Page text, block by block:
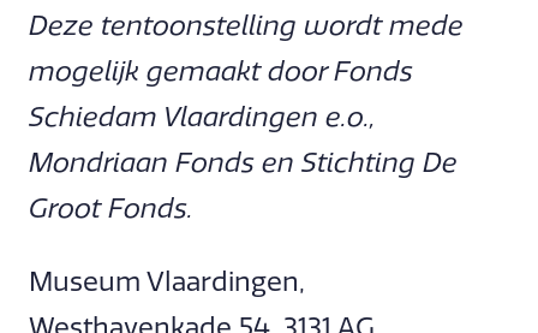
Deze tentoonstelling wordt mede
mogelijk gemaakt door Fonds
Schiedam Vlaardingen e.o.,
Mondriaan Fonds en Stichting De
Groot Fonds.
Museum Vlaardingen,